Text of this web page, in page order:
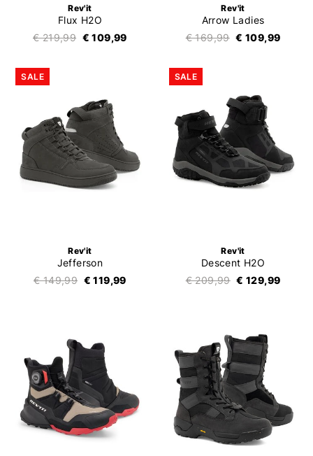
Rev'it
Flux H2O
€ 219,99 € 109,99
Rev'it
Arrow Ladies
€ 169,99 € 109,99
SALE
Rev'it
Jefferson
€ 149,99 € 119,99
SALE
Rev'it
Descent H2O
€ 209,99 € 129,99